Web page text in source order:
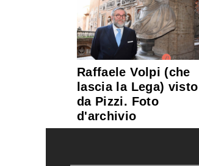
Raffaele Volpi (che
lascia la Lega) visto
da Pizzi. Foto
d'archivio